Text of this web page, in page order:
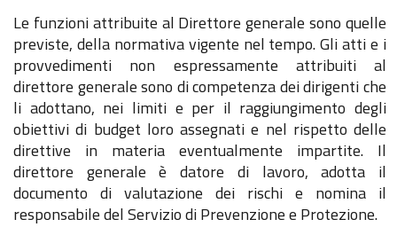
Le funzioni attribuite al Direttore generale sono quelle
previste, della normativa vigente nel tempo. Gli atti e i
provvedimenti non espressamente attribuiti al
direttore generale sono di competenza dei dirigenti che
li adottano, nei limiti e per il raggiungimento degli
obiettivi di budget loro assegnati e nel rispetto delle
direttive in materia eventualmente impartite. Il
direttore generale è datore di lavoro, adotta il
documento di valutazione dei rischi e nomina il
responsabile del Servizio di Prevenzione e Protezione.